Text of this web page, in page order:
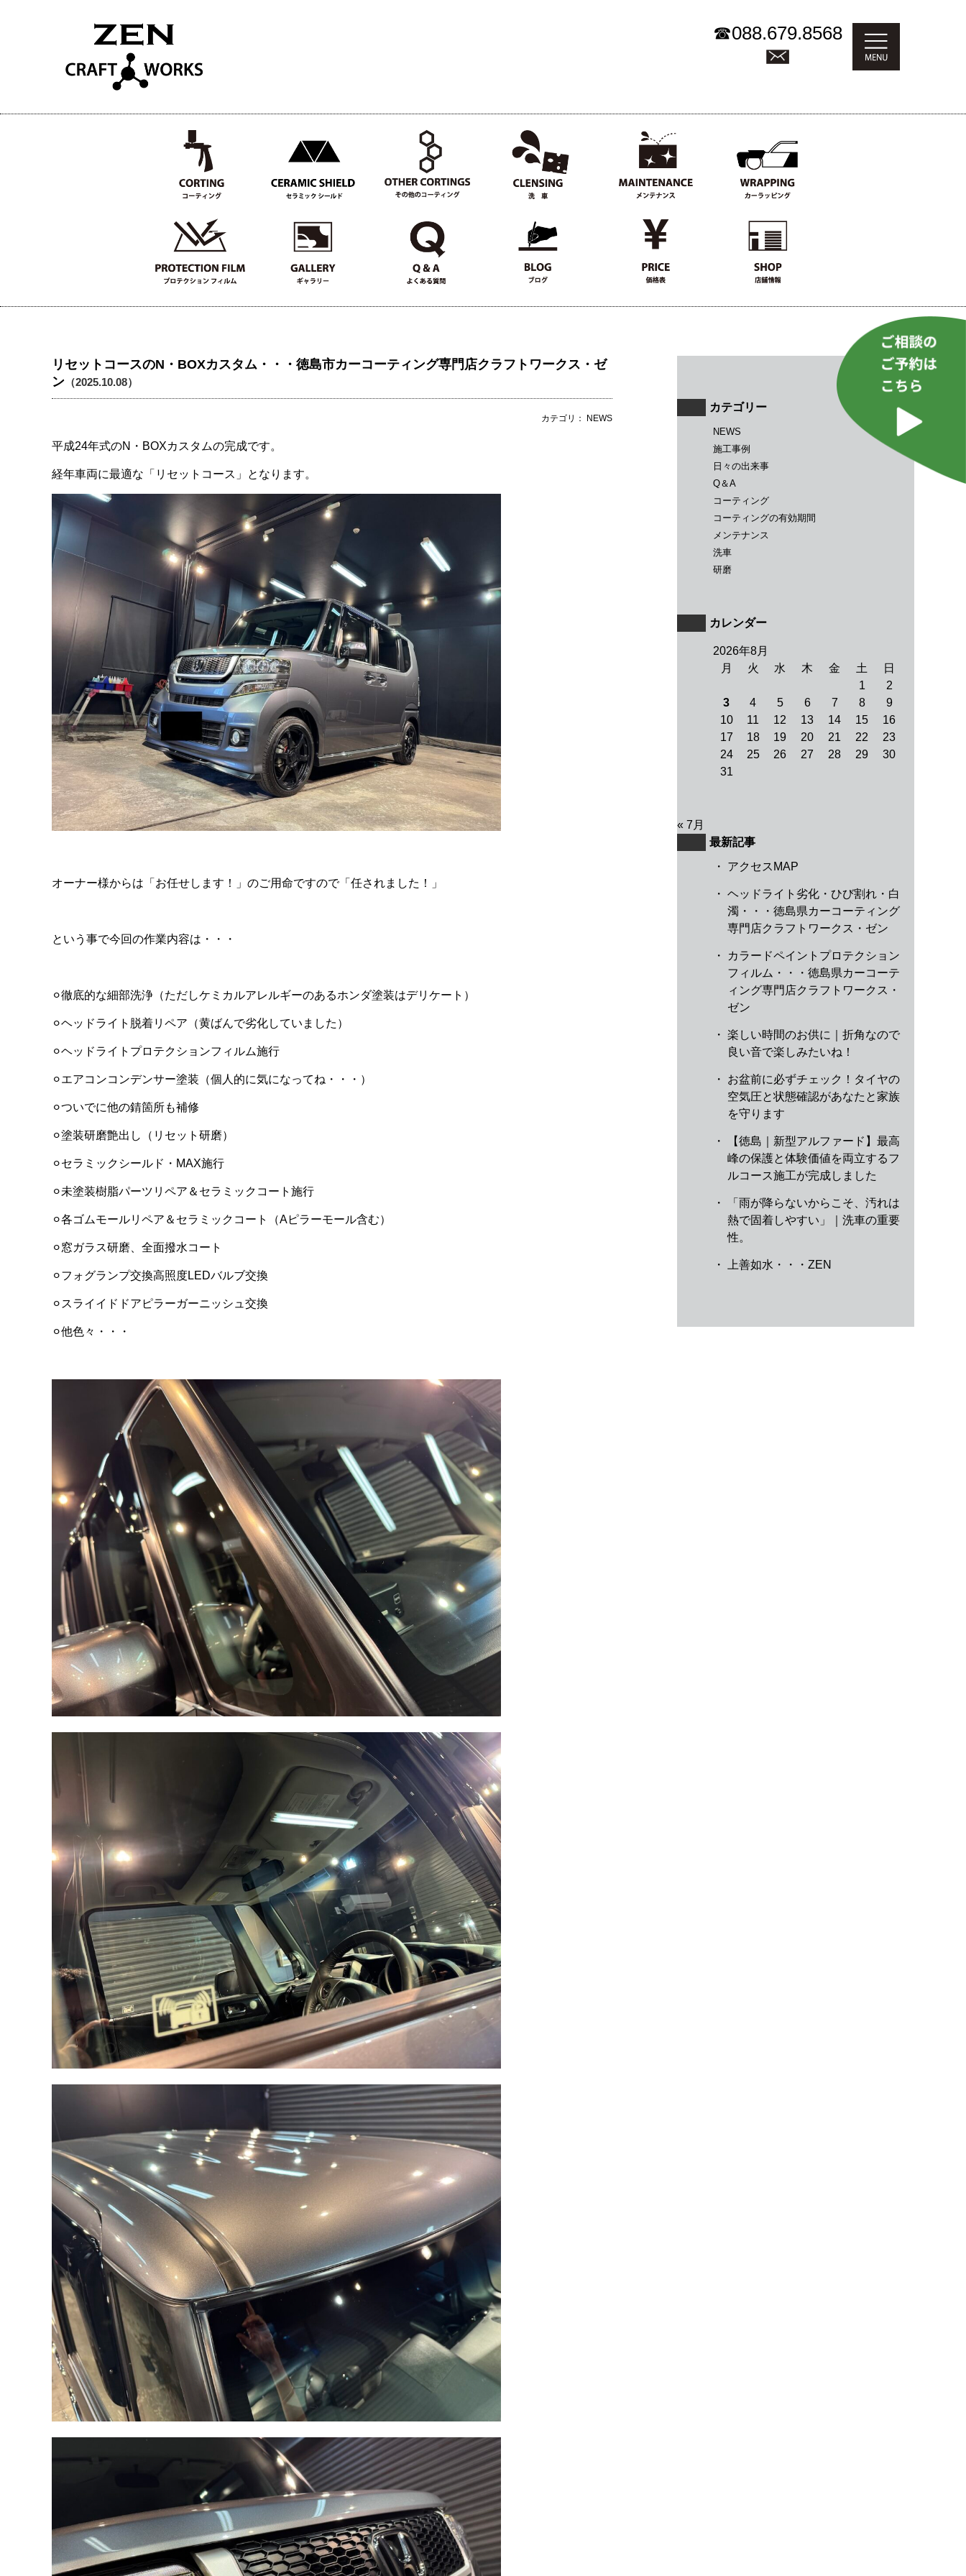
☎088.679.8568
リセットコースのN・BOXカスタム・・・徳島市カーコーティング専門店クラフトワークス・ゼ
ン （2025.10.08）
カテゴリ： NEWS
平成24年式のN・BOXカスタムの完成です。
経年車両に最適な「リセットコース」となります。
オーナー様からは「お任せします！」のご用命ですので「任されました！」
という事で今回の作業内容は・・・
⚪︎徹底的な細部洗浄（ただしケミカルアレルギーのあるホンダ塗装はデリケート）
⚪︎ヘッドライト脱着リペア（黄ばんで劣化していました）
⚪︎ヘッドライトプロテクションフィルム施行
⚪︎エアコンコンデンサー塗装（個人的に気になってね・・・）
⚪︎ついでに他の錆箇所も補修
⚪︎塗装研磨艶出し（リセット研磨）
⚪︎セラミックシールド・MAX施行
⚪︎未塗装樹脂パーツリペア＆セラミックコート施行
⚪︎各ゴムモールリペア＆セラミックコート（Aピラーモール含む）
⚪︎窓ガラス研磨、全面撥水コート
⚪︎フォグランプ交換高照度LEDバルブ交換
⚪︎スライイドドアピラーガーニッシュ交換
⚪︎他色々・・・
カテゴリー
NEWS
施工事例
日々の出来事
Q＆A
コーティング
コーティングの有効期間
メンテナンス
洗車
研磨
カレンダー
2026年8月
月
火 水 木 金 土
日
1
2
3
4 5 6 7 8
9
10
11 12 13 14 15
16
17
18 19 20 21 22
23
24
25 26 27 28 29
30
31
« 7月
最新記事
・
アクセスMAP
・ ヘッドライト劣化・ひび割れ・白
濁・・・徳島県カーコーティング
専門店クラフトワークス・ゼン
・
カラードペイントプロテクション
フィルム・・・徳島県カーコーテ
ィング専門店クラフトワークス・
ゼン
・ 楽しい時間のお供に｜折角なので
良い音で楽しみたいね！
・
お盆前に必ずチェック！タイヤの
空気圧と状態確認があなたと家族
を守ります
・
【徳島｜新型アルファード】最高
峰の保護と体験価値を両立するフ
ルコース施工が完成しました
・
「雨が降らないからこそ、汚れは
熱で固着しやすい」｜洗車の重要
性。
・ 上善如水・・・ZEN